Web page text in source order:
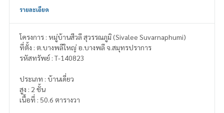
รายละเอียด
โครงการ : หมู่บ้านสีวลี สุวรรณภูมิ (Sivalee Suvarnaphumi)
ที่ตั้ง : ต.บางพลีใหญ่ อ.บางพลี จ.สมุทรปราการ
รหัสทรัพย์ : T-140823
ประเภท : บ้านเดี่ยว
สูง : 2 ชั้น
เนื้อที่ : 50.6 ตารางวา